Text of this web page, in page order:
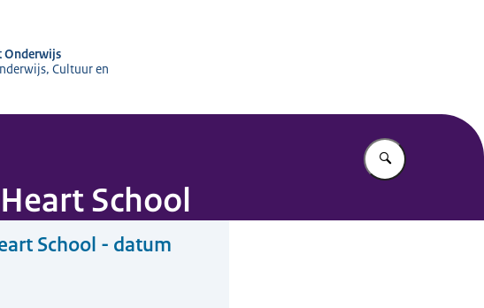
Onderwijs
Cultuur en
Vul in wat u
School
School - datum